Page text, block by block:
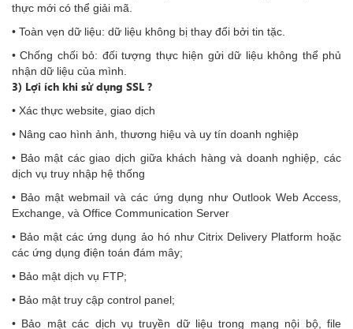
thực mới có thể giải mã.
• Toàn vẹn dữ liệu: dữ liệu không bị thay đổi bởi tin tặc.
• Chống chối bỏ: đối tượng thực hiện gửi dữ liệu không thể phủ
nhận dữ liệu của mình.
3) Lợi ích khi sử dụng SSL ?
• Xác thực website, giao dịch
• Nâng cao hình ảnh, thương hiệu và uy tín doanh nghiệp
• Bảo mật các giao dịch giữa khách hàng và doanh nghiệp, các
dịch vụ truy nhập hệ thống
• Bảo mật webmail và các ứng dụng như Outlook Web Access,
Exchange, và Office Communication Server
• Bảo mật các ứng dụng ảo hó như Citrix Delivery Platform hoặc
các ứng dụng điện toán đám mây;
• Bảo mật dịch vụ FTP;
• Bảo mật truy cập control panel;
• Bảo mật các dịch vụ truyền dữ liệu trong mạng nội bộ, file